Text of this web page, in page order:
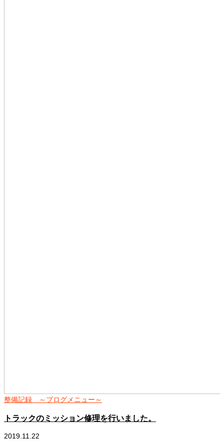
整備記録 ～ブログメニュー～
トラックのミッション修理を行いました。
2019.11.22